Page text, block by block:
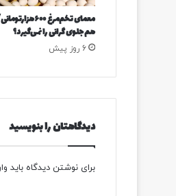
ت
ر
ی
ن
ی
ع
و
م
معمای تخم‌مرغ
هم جلوی گرانی را نمی‌گیرد؟
6 روز پیش
دیدگاهتان را بنویسید
برای نوشتن دیدگاه باید